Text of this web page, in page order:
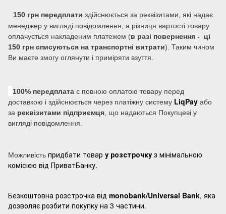
150 грн передплати здійснюється за реквізитами, які надає
менеджер у вигляді повідомлення, а різниця вартості товару
оплачується накладеним платежем (в разі повернення - ці
150 грн списуються на транспортні витрати). Таким чином
Ви маєте змогу оглянути і приміряти взуття.
100% передплата є повною оплатою товару перед
доставкою і здійснюється через платіжну систему LiqPay або
за реквізитами підприємця , що надаються Покупцеві у
вигляді повідомлення.
Можливість придбати товар у розстрочку з мінімальною
комісією від ПриватБанку.
Безкоштовна розстрочка від monobank/Universal Bank, яка
дозволяє розбити покупку на 3 частини.